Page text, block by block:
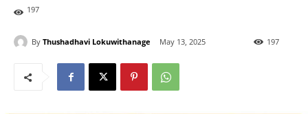
197
By Thushadhavi Lokuwithanage May 13, 2025 197